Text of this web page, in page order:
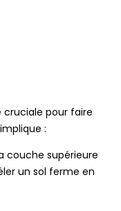
cruciale pour faire
:
couche supérieure
un sol ferme en